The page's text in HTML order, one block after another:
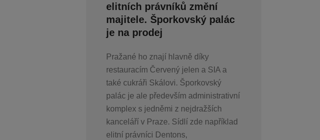
elitních právníků změní
majitele. Šporkovský palác
je na prodej
Pražané ho znají hlavně díky
restauracím Červený jelen a SIA a
také cukráři Skálovi. Šporkovský
palác je ale především administrativní
komplex s jedněmi z nejdražších
kanceláří v Praze. Sídlí zde například
elitní právníci Dentons,